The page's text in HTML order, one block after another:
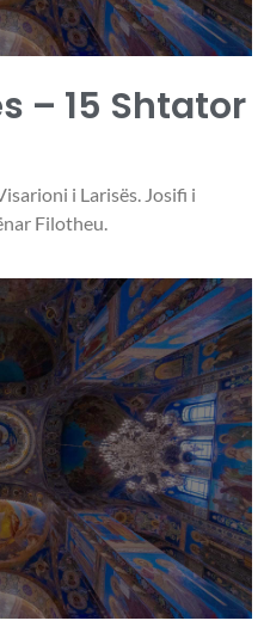
– 15 Shtator
i Larisës. Josifi i
Filotheu.